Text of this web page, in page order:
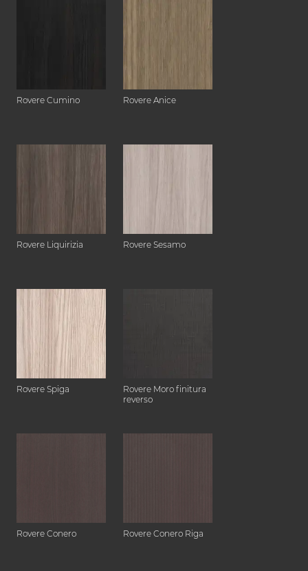
Rovere Cumino Rovere Anice
Rovere Liquirizia Rovere Sesamo
Rovere Spiga
Rovere Moro finitura
reverso
Rovere Conero Rovere Conero Riga